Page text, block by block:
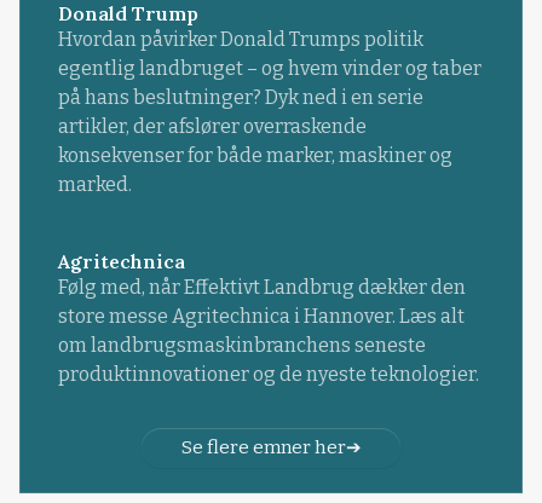
Donald Trump
Hvordan påvirker Donald Trumps politik
egentlig landbruget – og hvem vinder og taber
på hans beslutninger? Dyk ned i en serie
artikler, der afslører overraskende
konsekvenser for både marker, maskiner og
marked.
Agritechnica
Følg med, når Effektivt Landbrug dækker den
store messe Agritechnica i Hannover. Læs alt
om landbrugsmaskinbranchens seneste
produktinnovationer og de nyeste teknologier.
Se flere emner her